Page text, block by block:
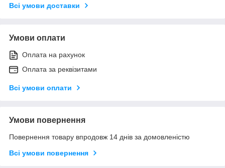
Всі умови доставки
Умови оплати
Оплата на рахунок
Оплата за реквізитами
Всі умови оплати
Умови повернення
Повернення товару впродовж 14 днів за домовленістю
Всі умови повернення